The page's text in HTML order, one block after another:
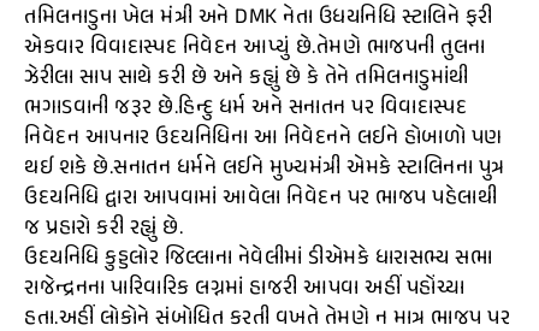
તમિલનાડુના ખેલ મંત્રી અને DMK નેતા ઉધયનિધિ સ્ટાલિને ફરી
એકવાર વિવાદાસ્પદ નિવેદન આપ્યું છે.તેમણે ભાજપની તુલના
ઝેરીલા સાપ સાથે કરી છે અને કહ્યું છે કે તેને તમિલનાડુમાંથી
ભગાડવાની જરૂર છે.હિન્દુ ધર્મ અને સનાતન પર વિવાદાસ્પદ
નિવેદન આપનાર ઉદયનિધિના આ નિવેદનને લઈને હોબાળો પણ
થઈ શકે છે.સનાતન ધર્મને લઈને મુખ્યમંત્રી એમકે સ્ટાલિનના પુત્ર
ઉદયનિધિ દ્વારા આપવામાં આવેલા નિવેદન પર ભાજપ પહેલાથી
જ પ્રહારો કરી રહ્યું છે.
ઉદયનિધિ કુડ્ડલોર જિલ્લાના નેવેલીમાં ડીએમકે ધારાસભ્ય સભા
રાજેન્દ્રનના પારિવારિક લગ્નમાં હાજરી આપવા અહીં પહોંચ્યા
હતા.અહીં લોકોને સંબોધિત કરતી વખતે તેમણે ન માત્ર ભાજપ પર